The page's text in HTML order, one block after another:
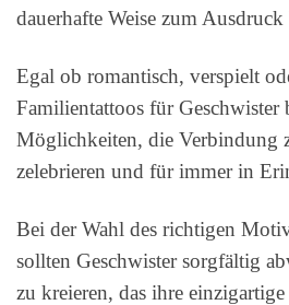
dauerhafte Weise zum
Egal ob romantisch, verspielt
Familientattoos für Geschwister
Möglichkeiten, die Verbindung
zelebrieren und für immer in
Bei der Wahl des richtigen
sollten Geschwister sorgfältig
zu kreieren, das ihre